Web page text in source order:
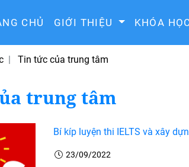
CHỦ GIỚI THIỆU KHÓA
Tin tức của trung tâm
trung tâm
Bí kíp luyện thi IELTS và xây
23/09/2022